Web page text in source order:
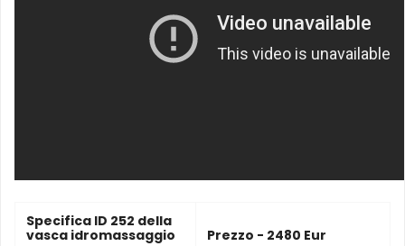
Specifica ID 252 della
vasca idromassaggio
Prezzo - 2480 Eur